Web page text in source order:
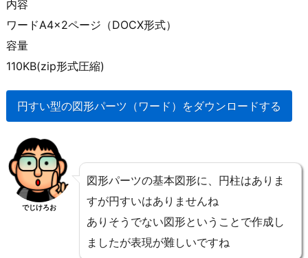
内容
ワードA4×2ページ（DOCX形式）
容量
110KB(zip形式圧縮)
円すい型の図形パーツ（ワード）をダウンロードする
でじけろお
図形パーツの基本図形に、円柱はありま
すが円すいはありませんね
ありそうでない図形ということで作成し
ましたが表現が難しいですね